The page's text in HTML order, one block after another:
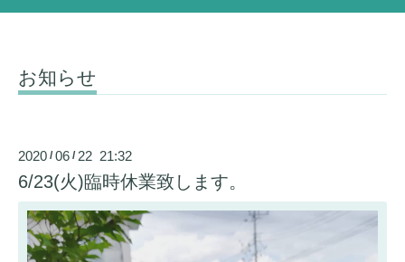
お知らせ
2020 /06 / 22 21:32
6/23(火)臨時休業致します。